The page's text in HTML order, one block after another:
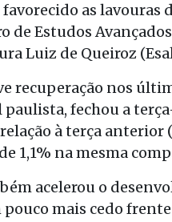
as
de Estudos
Luiz de Queiroz
recuperação nos
fechou a
à terça
1,1% na mesma
acelerou o
mais cedo frente